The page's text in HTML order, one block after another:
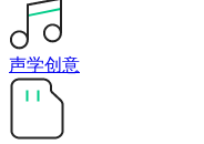
声学创意